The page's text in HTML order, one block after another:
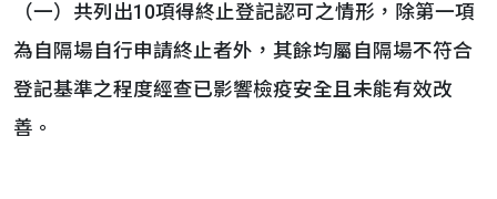
（一）共列出10項得終止登記認可之情形，除第一項
為自隔場自行申請終止者外，其餘均屬自隔場不符合
登記基準之程度經查已影響檢疫安全且未能有效改
善。